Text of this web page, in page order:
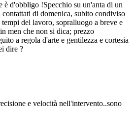
è d'obbligo !Specchio su un'anta di un
di domenica, subito condiviso
del lavoro, sopralluogo a breve e
men che non si dica; prezzo
a regola d'arte e gentilezza e cortesia
dire ?
e velocità nell'intervento..sono